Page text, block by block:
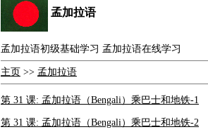
孟加拉语
孟加拉语初级基础学习 孟加拉语在线学习
主页 >> 孟加拉语
第 31 课: 孟加拉语（Bengali）乘巴士和地铁-1
第 31 课: 孟加拉语（Bengali）乘巴士和地铁-2